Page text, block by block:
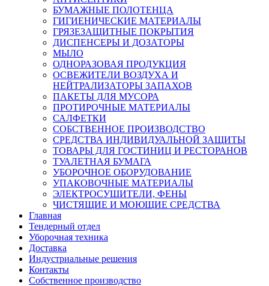
БУМАЖНЫЕ ПОЛОТЕНЦА
ГИГИЕНИЧЕСКИЕ МАТЕРИАЛЫ
ГРЯЗЕЗАЩИТНЫЕ ПОКРЫТИЯ
ДИСПЕНСЕРЫ И ДОЗАТОРЫ
МЫЛО
ОДНОРАЗОВАЯ ПРОДУКЦИЯ
ОСВЕЖИТЕЛИ ВОЗДУХА И
НЕЙТРАЛИЗАТОРЫ ЗАПАХОВ
ПАКЕТЫ ДЛЯ МУСОРА
ПРОТИРОЧНЫЕ МАТЕРИАЛЫ
САЛФЕТКИ
СОБСТВЕННОЕ ПРОИЗВОДСТВО
СРЕДСТВА ИНДИВИДУАЛЬНОЙ ЗАЩИТЫ
ТОВАРЫ ДЛЯ ГОСТИНИЦ И РЕСТОРАНОВ
ТУАЛЕТНАЯ БУМАГА
УБОРОЧНОЕ ОБОРУДОВАНИЕ
УПАКОВОЧНЫЕ МАТЕРИАЛЫ
ЭЛЕКТРОСУШИТЕЛИ, ФЕНЫ
ЧИСТЯЩИЕ И МОЮЩИЕ СРЕДСТВА
Главная
Тендерный отдел
Уборочная техника
Доставка
Индустриальные решения
Контакты
Собственное производство